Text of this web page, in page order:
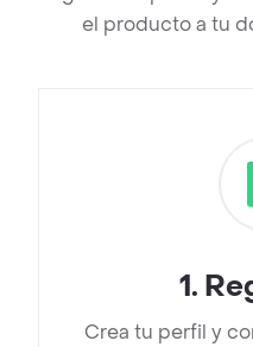
el producto a tu
1.
Crea tu perfil y